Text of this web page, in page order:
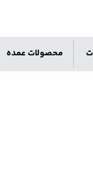
محصولات عمده